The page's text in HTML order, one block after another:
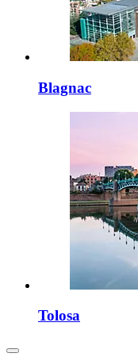
Blagnac
Tolosa